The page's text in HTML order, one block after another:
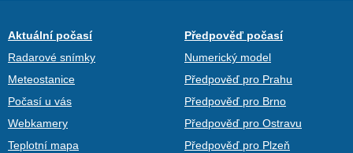
Aktuální počasí
Radarové snímky
Meteostanice
Počasí u vás
Webkamery
Teplotní mapa
Předpověď počasí
Numerický model
Předpověď pro Prahu
Předpověď pro Brno
Předpověď pro Ostravu
Předpověď pro Plzeň